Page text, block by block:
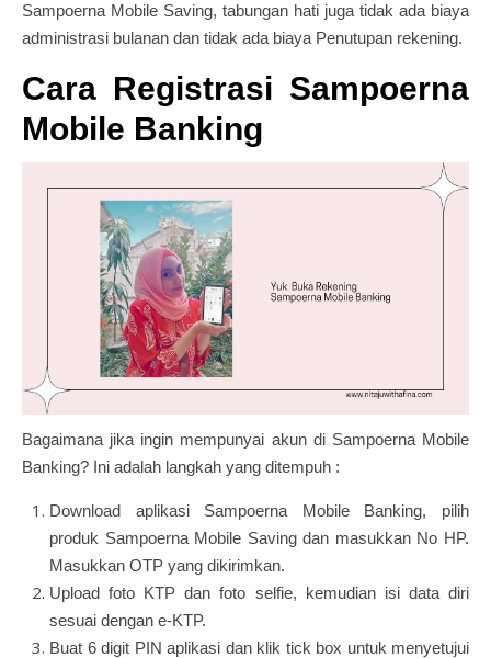
Sampoerna Mobile Saving, tabungan hati juga tidak ada biaya
administrasi bulanan dan tidak ada biaya Penutupan rekening.
Cara Registrasi Sampoerna
Mobile Banking
Bagaimana jika ingin mempunyai akun di Sampoerna Mobile
Banking? Ini adalah langkah yang ditempuh :
Download aplikasi Sampoerna Mobile Banking, pilih
produk Sampoerna Mobile Saving dan masukkan No HP.
Masukkan OTP yang dikirimkan.
Upload foto KTP dan foto selfie, kemudian isi data diri
sesuai dengan e-KTP.
Buat 6 digit PIN aplikasi dan klik tick box untuk menyetujui